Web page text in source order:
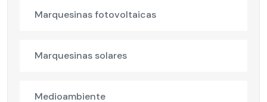
Marquesinas fotovoltaicas
Marquesinas solares
Medioambiente